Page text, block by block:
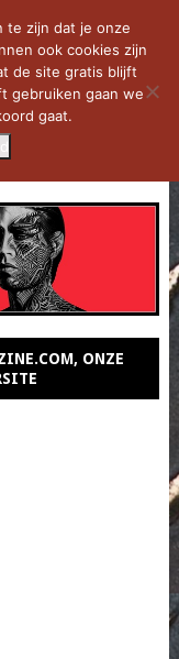
ONZE
te zijn dat je onze
ook cookies zijn
de site gratis blijft
gebruiken gaan we
gaat.